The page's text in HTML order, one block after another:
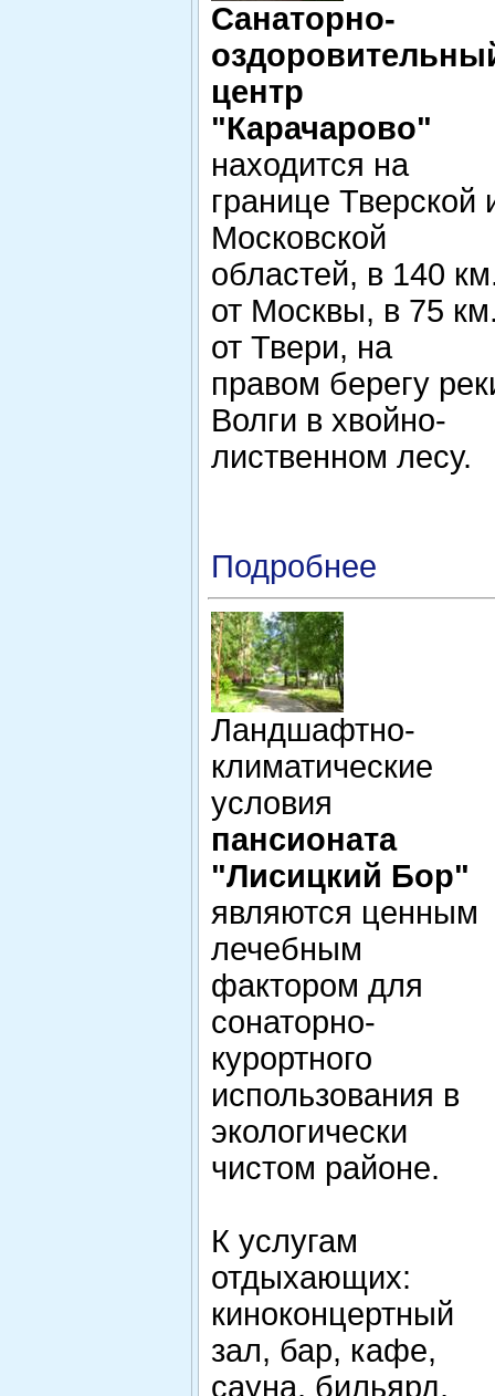
Санаторно-
центр
"Карачарово"
находится на
границе Тверской
Московской
областей, в 140
от Москвы, в 75
от Твери, на
правом берегу
Волги в хвойно-
лиственном лесу.
Подробнее
Ландшафтно-
климатические
условия
пансионата
"Лисицкий Бор"
являются ценным
лечебным
фактором для
сонаторно-
курортного
использования в
экологически
чистом районе.
К услугам
отдыхающих:
киноконцертный
зал, бар, кафе,
сауна, бильярд,